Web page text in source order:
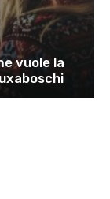
vuole la